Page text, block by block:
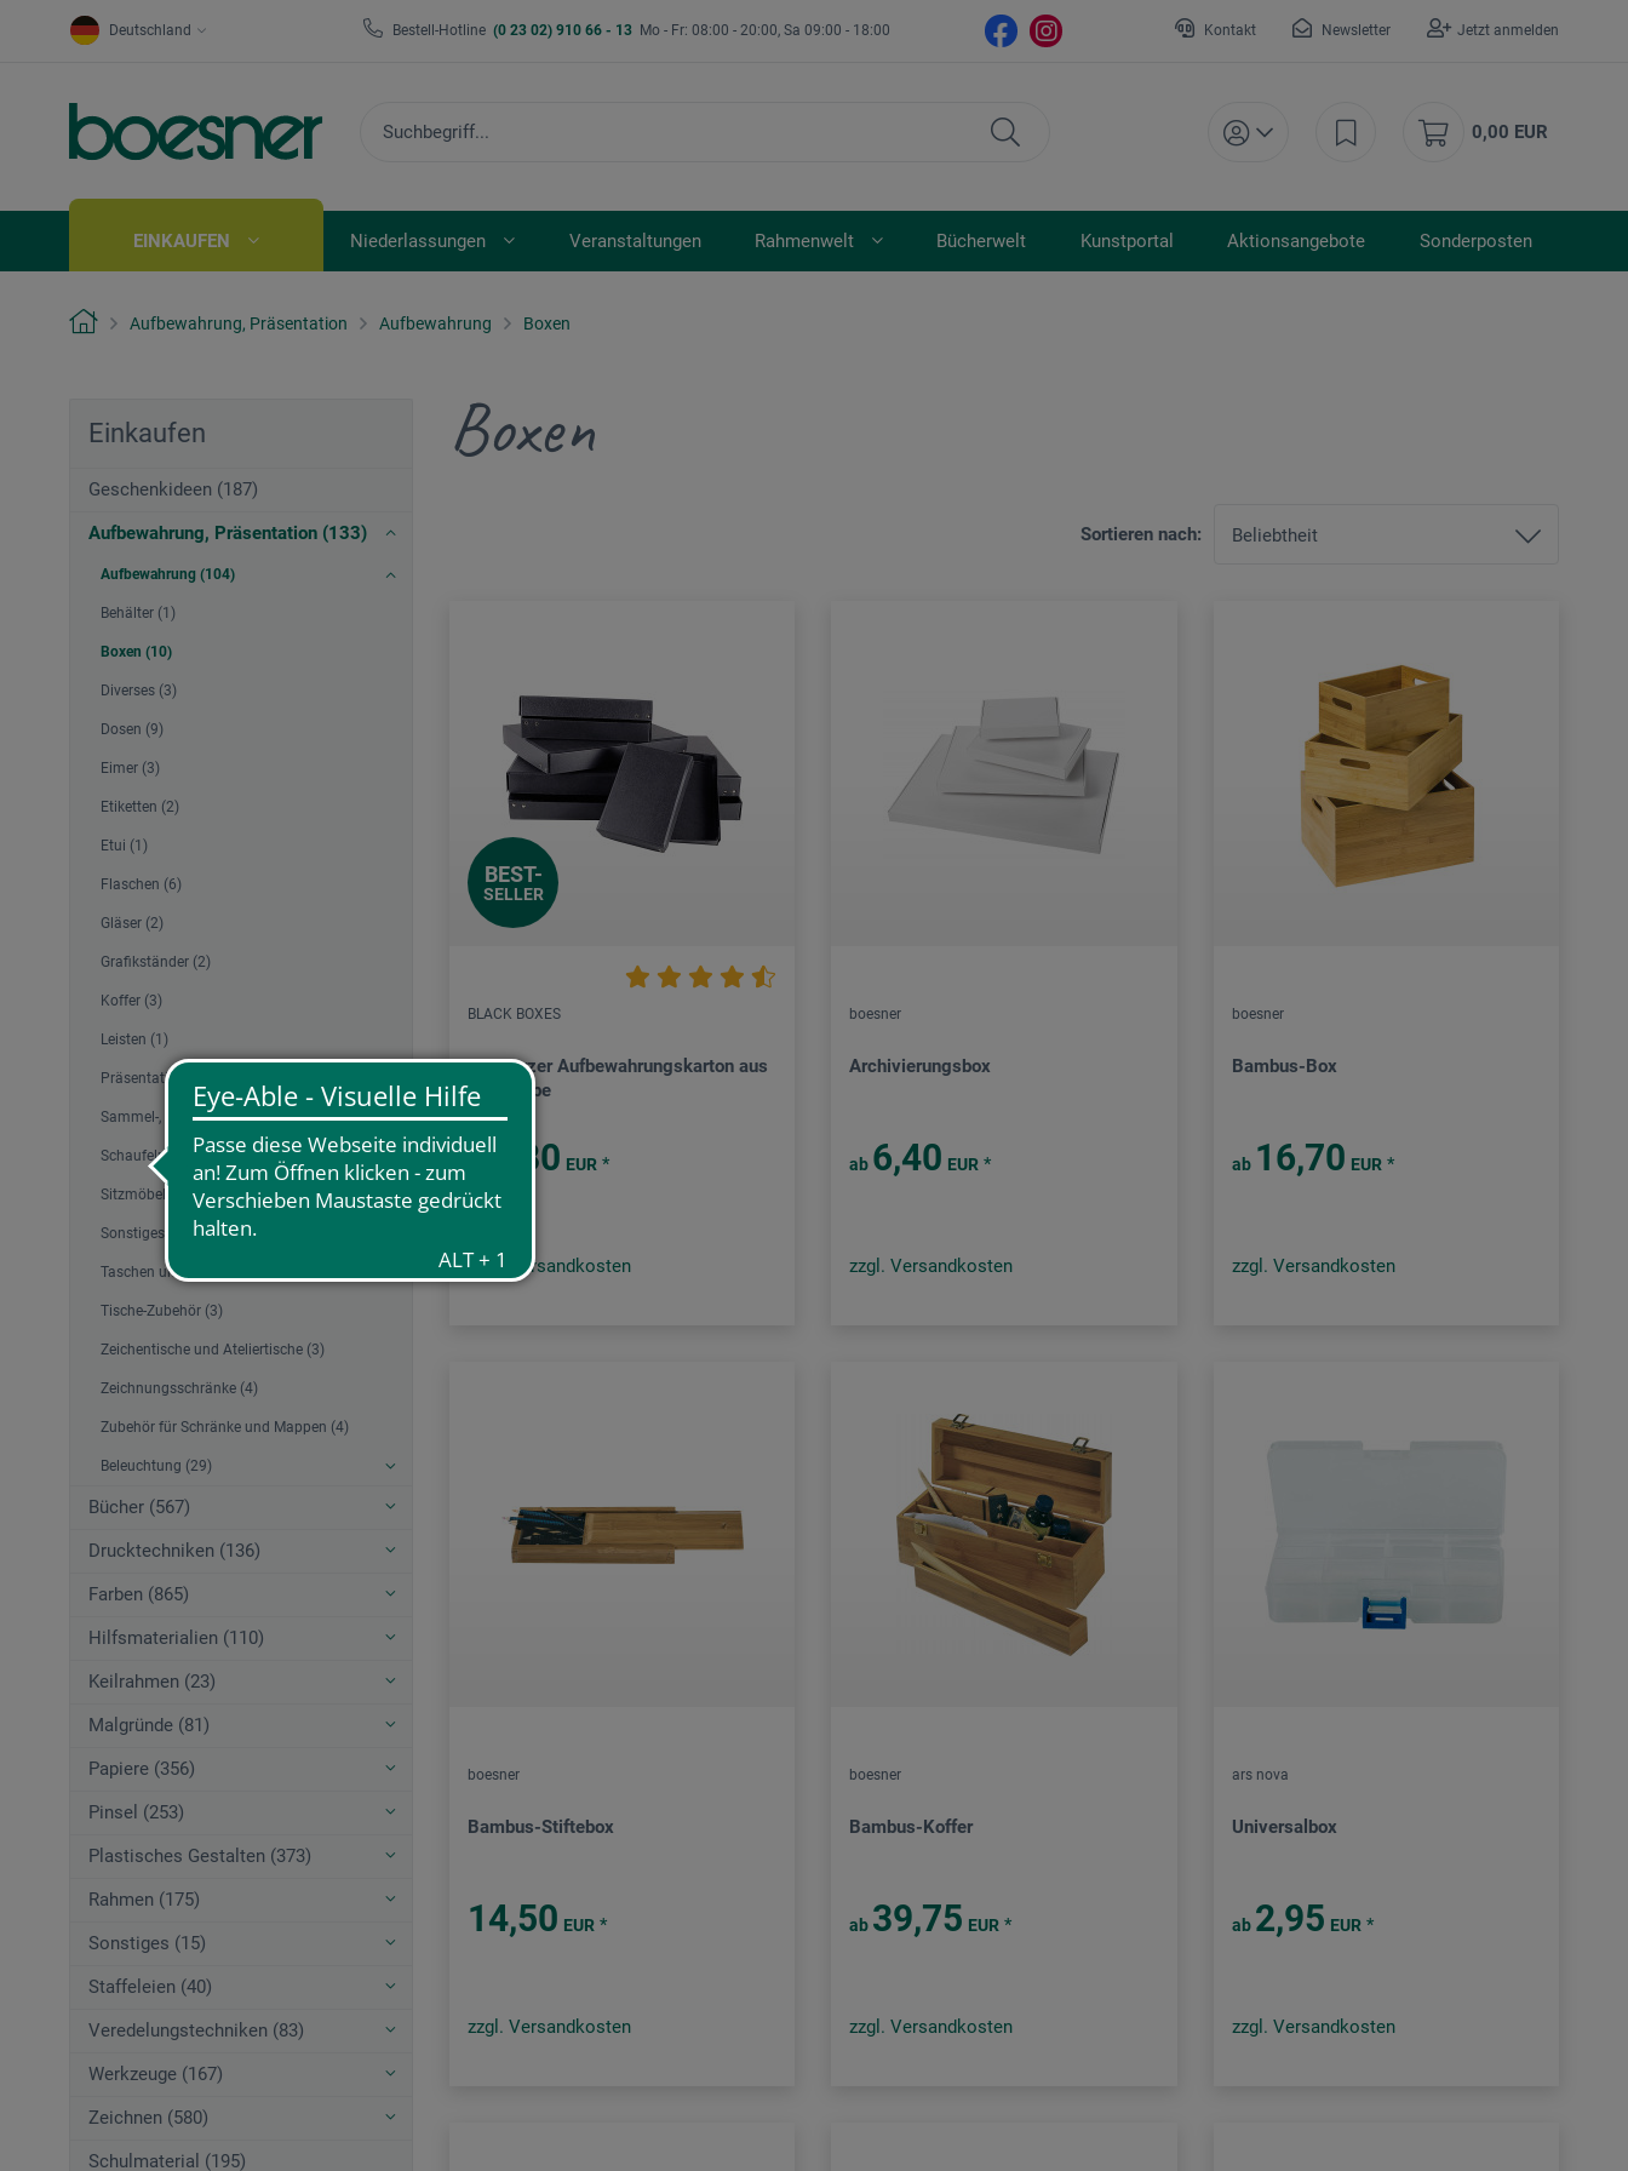
Deutschland Bestell-Hotline (0 23 02) 910 66 - 13 Mo - Fr: 08:00 - 20:00, Sa 09:00 - 18:00 Kontakt Newsletter Jetzt anmelden
0,00 EUR
EINKAUFEN Niederlassungen Veranstaltungen Rahmenwelt Bücherwelt Kunstportal Aktionsangebote Sonderposten
Aufbewahrung, Präsentation Aufbewahrung Boxen
Einkaufen
Geschenkideen (187)
Aufbewahrung, Präsentation (133)
Aufbewahrung (104)
Behälter (1)
Boxen (10)
Diverses (3)
Dosen (9)
Eimer (3)
Etiketten (2)
Etui (1)
Flaschen (6)
Gläser (2)
Grafikständer (2)
Koffer (3)
Leisten (1)
Präsentation (9)
Sammel-, Präsentationsmappen (20)
Schaufeln (2)
Sitzmöbel (4)
Sonstiges Aufbewahrung (1)
Taschen und Transportzubehör (11)
Tische-Zubehör (3)
Zeichentische und Ateliertische (3)
Zeichnungsschränke (4)
Zubehör für Schränke und Mappen (4)
Beleuchtung (29)
Bücher (567)
Drucktechniken (136)
Farben (865)
Hilfsmaterialien (110)
Keilrahmen (23)
Malgründe (81)
Papiere (356)
Pinsel (253)
Plastisches Gestalten (373)
Rahmen (175)
Sonstiges (15)
Staffeleien (40)
Veredelungstechniken (83)
Werkzeuge (167)
Zeichnen (580)
Schulmaterial (195)
Boxen
Sortieren nach:
BEST-
SELLER
BLACK BOXES
Schwarzer Aufbewahrungskarton aus
Hartpappe
4,80 EUR *
zzgl. Versandkosten
boesner
Archivierungsbox
ab 6,40 EUR *
zzgl. Versandkosten
boesner
Bambus-Box
ab 16,70 EUR *
zzgl. Versandkosten
boesner
Bambus-Stiftebox
14,50 EUR *
zzgl. Versandkosten
boesner
Bambus-Koffer
ab 39,75 EUR *
zzgl. Versandkosten
ars nova
Universalbox
ab 2,95 EUR *
zzgl. Versandkosten